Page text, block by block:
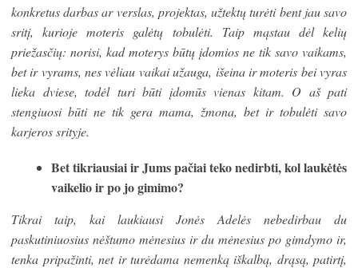
konkretus darbas ar verslas, projektas, užtektų turėti bent jau savo
sritį, kurioje moteris galėtų tobulėti. Taip mąstau dėl kelių
priežasčių: norisi, kad moterys būtų įdomios ne tik savo vaikams,
bet ir vyrams, nes vėliau vaikai užauga, išeina ir moteris bei vyras
lieka dviese, todėl turi būti įdomūs vienas kitam. O aš pati
stengiuosi būti ne tik gera mama, žmona, bet ir tobulėti savo
karjeros srityje.
Bet tikriausiai ir Jums pačiai teko nedirbti, kol laukėtės
vaikelio ir po jo gimimo?
Tikrai taip, kai laukiausi Jonės Adelės nebedirbau du
paskutiniuosius nėštumo mėnesius ir du mėnesius po gimdymo ir,
tenka pripažinti, net ir turėdama nemenką iškalbą, drąsą, patirtį,